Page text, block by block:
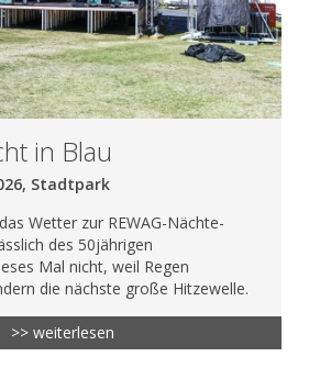
in Blau
Stadtpark
Wetter zur REWAG-Nächte-
des 50jährigen
Mal nicht, weil Regen
die nächste große Hitzewelle.
>> weiterlesen